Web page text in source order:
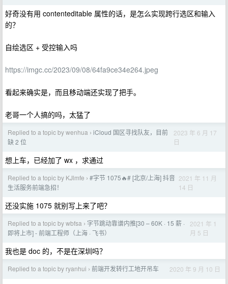
好奇没有用 contenteditable 属性的话，是怎么实现跨行选区和输入
的？
自绘选区 + 受控输入吗
https://imgc.cc/2023/09/08/64fa9ce34e264.jpeg
看起来确实是，而且移动端还实现了把手。
老哥一个人搞的吗，太猛了
Replied to a topic by wenhua › iCloud 国区寻找队友，目前
缺 2 位
2023 年 6 月 17
日
想上车，已经加了 wx ，求通过
Replied to a topic by KJlmfe › #字节 1075🔥# [北京/上海] 抖音
生活服务前端急招！
2021 年 11 月
14 日
还没实施 1075 就别写上来了吧？
Replied to a topic by wbfsa › 字节跳动靠谱内推[30 – 60K · 15 薪 ·
即将上市] - 前端工程师（上海 · 飞书）
2021 年 1
月 5 日
我也是 doc 的，不是在深圳吗？
Replied to a topic by ryanhui › 前端开发转行工地开吊车 2020 年 9 月 10 日